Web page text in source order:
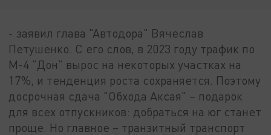
- заявил глава "Автодора" Вячеслав
Петушенко. С его слов, в 2023 году трафик по
М-4 "Дон" вырос на некоторых участках на
17%, и тенденция роста сохраняется. Поэтому
досрочная сдача "Обхода Аксая" – подарок
для всех отпускников: добраться на юг станет
проще. Но главное – транзитный транспорт